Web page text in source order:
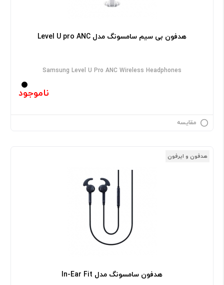
هدفون بی سیم سامسونگ مدل Level U pro ANC
Samsung Level U Pro ANC Wireless Headphones
ناموجود
مقایسه
هدفون و ایرفون
هدفون سامسونگ مدل In-Ear Fit